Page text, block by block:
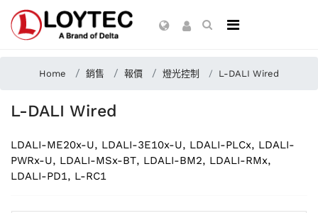
Home 銷售 報價 燈光控制 L-DALI Wired
L-DALI Wired
LDALI-ME20x-U, LDALI-3E10x-U, LDALI-PLCx, LDALI-
PWRx-U, LDALI-MSx-BT, LDALI-BM2, LDALI-RMx,
LDALI-PD1, L-RC1